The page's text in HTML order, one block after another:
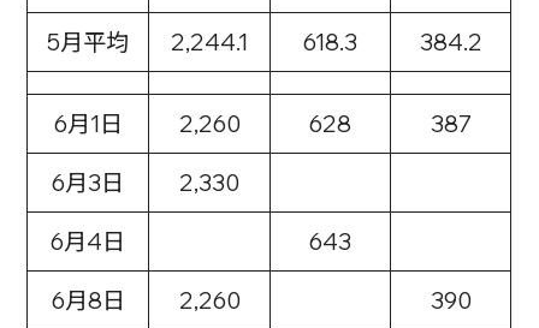
5月平均 2,244.1 618.3 384.2
6月1日 2,260 628 387
6月3日 2,330
6月4日 643
6月8日 2,260 390